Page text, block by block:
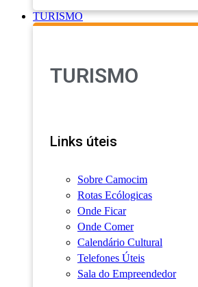
TURISMO
TURISMO
Links úteis
Sobre Camocim
Rotas Ecólogicas
Onde Ficar
Onde Comer
Calendário Cultural
Telefones Úteis
Sala do Empreendedor